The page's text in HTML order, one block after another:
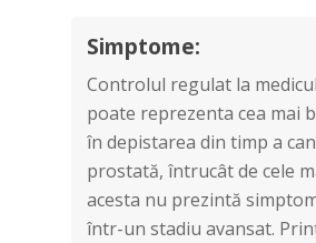
Simptome:
Controlul regulat la
poate reprezenta cea mai
în depistarea din timp a
prostată, întrucât de cele
acesta nu prezintă
într-un stadiu avansat.